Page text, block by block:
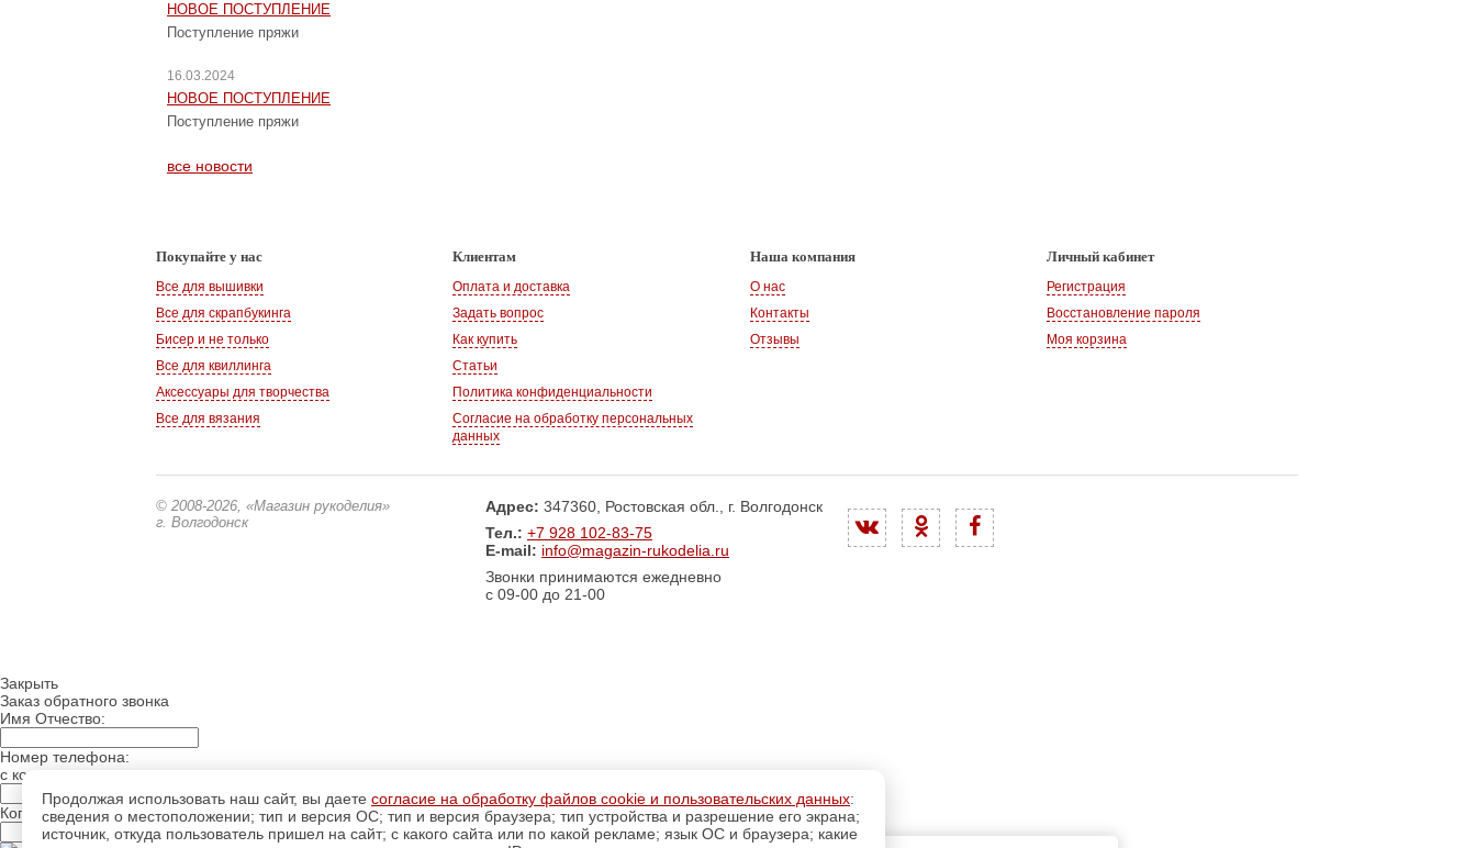
НОВОЕ ПОСТУПЛЕНИЕ
Поступление пряжи
16.03.2024
НОВОЕ ПОСТУПЛЕНИЕ
Поступление пряжи
все новости
Покупайте у нас
Все для вышивки
Все для скрапбукинга
Бисер и не только
Все для квиллинга
Аксессуары для творчества
Все для вязания
Клиентам
Оплата и доставка
Задать вопрос
Как купить
Статьи
Политика конфиденциальности
Согласие на обработку персональных
данных
Наша компания
О нас
Контакты
Отзывы
Личный кабинет
Регистрация
Восстановление пароля
Моя корзина
© 2008-2026, «Магазин рукоделия»
г. Волгодонск
Адрес: 347360, Ростовская обл., г. Волгодонск
Тел.: +7 928 102-83-75
E-mail: info@magazin-rukodelia.ru
Звонки принимаются ежедневно
с 09-00 до 21-00
Продолжая использовать наш сайт, вы даете согласие на обработку файлов cookie и пользовательских данных:
сведения о местоположении; тип и версия ОС; тип и версия браузера; тип устройства и разрешение его экрана;
источник, откуда пользователь пришел на сайт; с какого сайта или по какой рекламе; язык ОС и браузера; какие
Закрыть
Заказ обратного звонка
Имя Отчество:
Номер телефона:
с кодом города
Когда позвонить?